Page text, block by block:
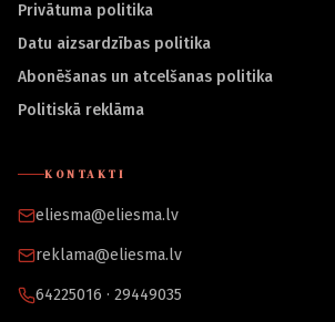
Privātuma politika
Datu aizsardzības politika
Abonēšanas un atcelšanas politika
Politiskā reklāma
KONTAKTI
eliesma@eliesma.lv
reklama@eliesma.lv
64225016 · 29449035